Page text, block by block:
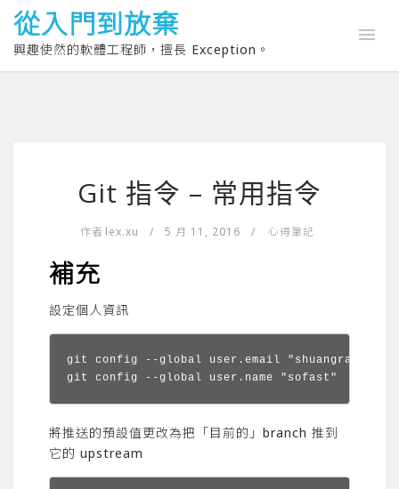
從入門到放棄
興趣使然的軟體工程師，擅長 Exception。
Git 指令 – 常用指令
作者 lex.xu / 5 月 11, 2016 / 心得筆記
補充
設定個人資訊
git config --global user.email "
將推送的預設值更改為把「目前的」branch 推到
它的 upstream